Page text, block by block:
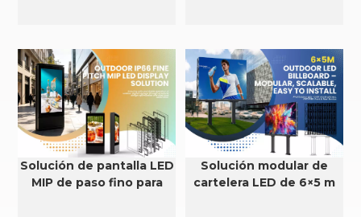
Solución de pantalla LED
MIP de paso fino para
Solución modular de
cartelera LED de 6×5 m